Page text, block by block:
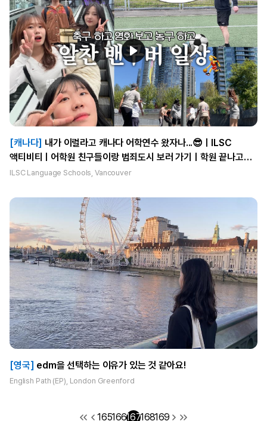
[캐나다]
액티비티ㅣ어학원 친구들이랑 범죄도시 보러 가기ㅣ학원 끝나고
공원에서 농구하는 낭만🤤
ILSC Language Schools, Vancouver
[영국] edm을 선택하는 이유가 있는 것 같아요!
English Path (EP), London Greenford
165166167168169